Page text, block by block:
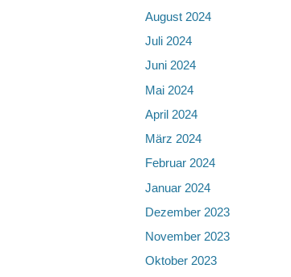
August 2024
Juli 2024
Juni 2024
Mai 2024
April 2024
März 2024
Februar 2024
Januar 2024
Dezember 2023
November 2023
Oktober 2023